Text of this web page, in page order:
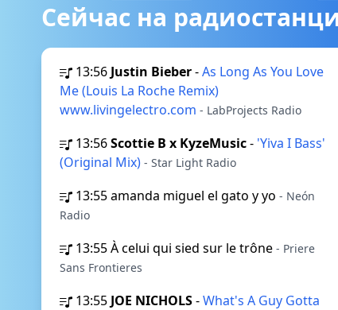
Сейчас на
13:56 Justin Bieber-As Long As You Love
Me (Louis La Roche Remix)
www.livingelectro.com - LabProjects Radio
13:56Scottie B x KyzeMusic- 'Yiva I Bass'
(Original Mix) - Star Light Radio
13:55amanda miguel el gato y yo - Neón
Radio
13:55À celui qui sied sur le trône - Priere
Sans Frontieres
13:55 JOE NICHOLS-What's A Guy Gotta